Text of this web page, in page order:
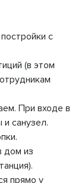
с
(в этом
При входе в
санузел.
дом из
прямо у